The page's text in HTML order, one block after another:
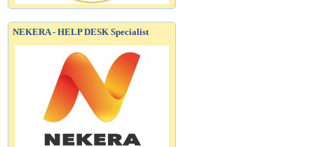
NEKERA - HELP DESK Specialist